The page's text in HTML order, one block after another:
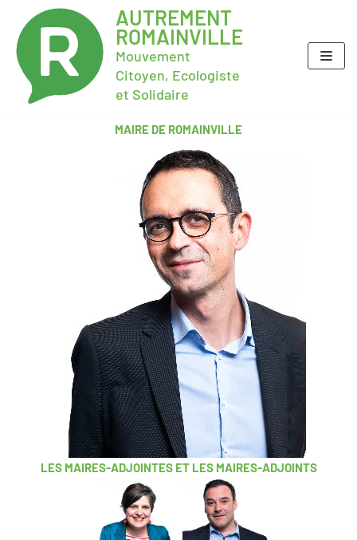
AUTREMENT
ROMAINVILLE
Mouvement
Citoyen, Ecologiste
et Solidaire
MAIRE DE ROMAINVILLE
LES MAIRES-ADJOINTES ET LES MAIRES-ADJOINTS